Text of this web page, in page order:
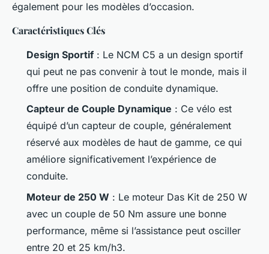
également pour les modèles d’occasion.
Caractéristiques Clés
Design Sportif : Le NCM C5 a un design sportif
qui peut ne pas convenir à tout le monde, mais il
offre une position de conduite dynamique.
Capteur de Couple Dynamique : Ce vélo est
équipé d’un capteur de couple, généralement
réservé aux modèles de haut de gamme, ce qui
améliore significativement l’expérience de
conduite.
Moteur de 250 W : Le moteur Das Kit de 250 W
avec un couple de 50 Nm assure une bonne
performance, même si l’assistance peut osciller
entre 20 et 25 km/h3.